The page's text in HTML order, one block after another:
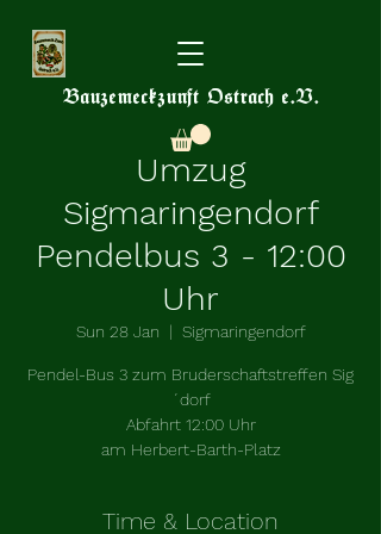
Bauzemeckzunft Ostrach e.V.
Umzug
Sigmaringendorf
Pendelbus 3 - 12:00
Uhr
Sun 28 Jan
  |
Sigmaringendorf
Pendel-Bus 3 zum Bruderschaftstreffen Sig
´dorf
Abfahrt 12:00 Uhr
am Herbert-Barth-Platz
Time & Location